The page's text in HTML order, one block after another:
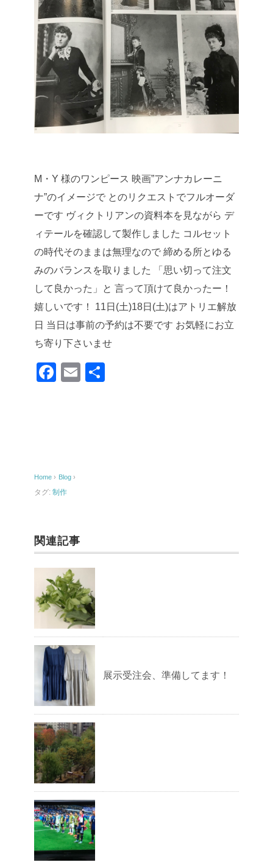
M・Y 様のワンピース 映画”アンナカレーニ
ナ”のイメージで とのリクエストでフルオーダ
ーです ヴィクトリアンの資料本を見ながら デ
ィテールを確認して製作しました コルセット
の時代そのままは無理なので 締める所とゆる
みのバランスを取りました
「思い切って注文
して良かった」と 言って頂けて良かったー！
嬉しいです！
11日(土)18日(土)はアトリエ解放
日 当日は事前の予約は不要です お気軽にお立
ち寄り下さいませ
F
o
o
E
Home › Blog ›
タグ: 制作
関連記事
展示受注会、準備してます！